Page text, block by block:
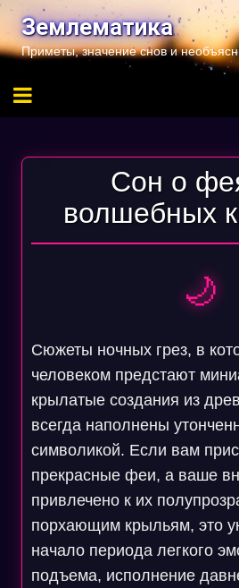
Перейти
содержимому
Землематика
Приметы, значение снов и
Сон о
волшебных
🌙
Сюжеты ночных грез, в
человеком предстают
крылатые создания из
всегда наполнены
символикой. Если вам
прекрасные феи, а ваше
привлечено к их
порхающим крыльям, это
начало периода легкого
подъема, исполнение